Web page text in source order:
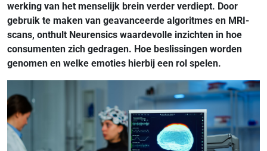
werking van het menselijk brein verder verdiept. Door
gebruik te maken van geavanceerde algoritmes en MRI-
scans, onthult Neurensics waardevolle inzichten in hoe
consumenten zich gedragen. Hoe beslissingen worden
genomen en welke emoties hierbij een rol spelen.